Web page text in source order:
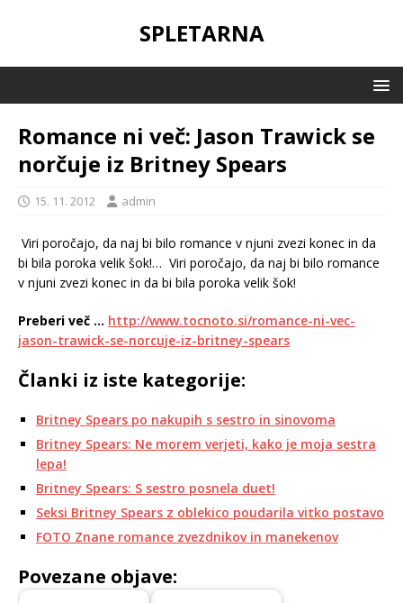
SPLETARNA
Romance ni več: Jason Trawick se
norčuje iz Britney Spears
15. 11. 2012 admin
Viri poročajo, da naj bi bilo romance v njuni zvezi konec in da
bi bila poroka velik šok!… Viri poročajo, da naj bi bilo romance
v njuni zvezi konec in da bi bila poroka velik šok!
Preberi več … http://www.tocnoto.si/romance-ni-vec-
jason-trawick-se-norcuje-iz-britney-spears
Članki iz iste kategorije:
Britney Spears po nakupih s sestro in sinovoma
Britney Spears: Ne morem verjeti, kako je moja sestra
lepa!
Britney Spears: S sestro posnela duet!
Seksi Britney Spears z oblekico poudarila vitko postavo
FOTO Znane romance zvezdnikov in manekenov
Povezane objave: